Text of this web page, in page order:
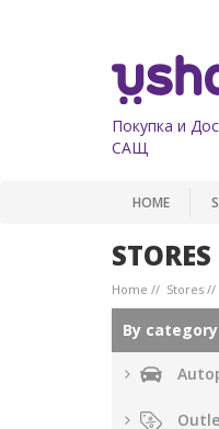
Покупка и
САЩ
HOME
STORES
Home
Stores
By category